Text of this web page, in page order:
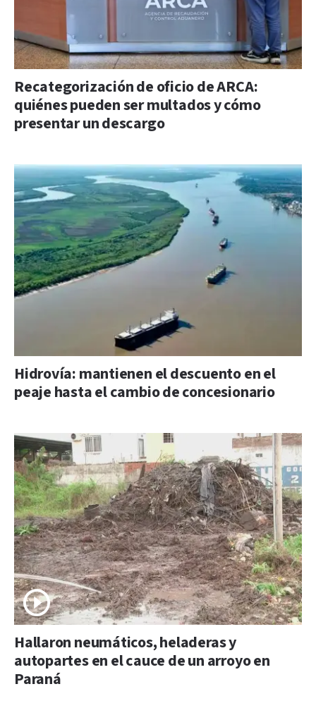
Recategorización de oficio de ARCA:
quiénes pueden ser multados y cómo
presentar un descargo
Hidrovía: mantienen el descuento en el
peaje hasta el cambio de concesionario
Hallaron neumáticos, heladeras y
autopartes en el cauce de un arroyo en
Paraná